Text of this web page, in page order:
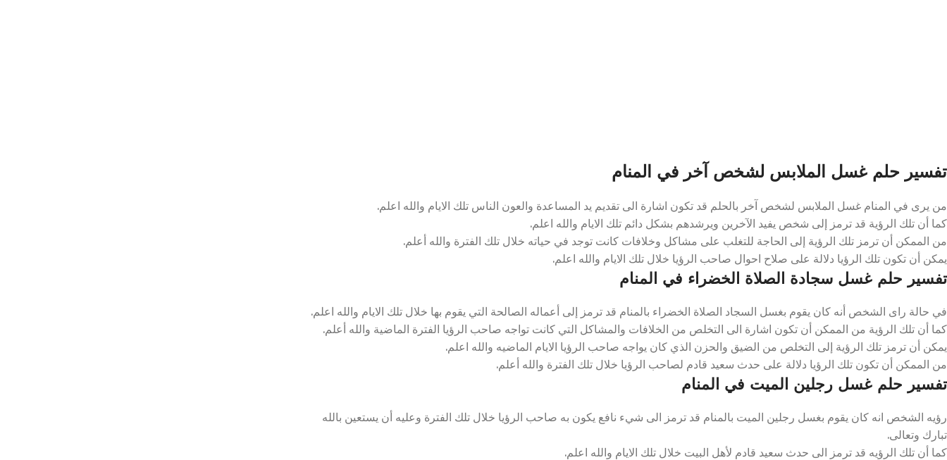
تفسير حلم غسل الملابس لشخص آخر في المنام
من يرى في المنام غسل الملابس لشخص آخر بالحلم قد تكون اشارة الى تقديم يد المساعدة والعون الناس تلك الايام والله اعلم.
كما أن تلك الرؤية قد ترمز إلى شخص يفيد الآخرين ويرشدهم بشكل دائم تلك الايام والله اعلم.
من الممكن أن ترمز تلك الرؤية إلى الحاجة للتغلب على مشاكل وخلافات كانت توجد في حياته خلال تلك الفترة والله أعلم.
يمكن أن تكون تلك الرؤيا دلالة على صلاح احوال صاحب الرؤيا خلال تلك الايام والله اعلم.
تفسير حلم غسل سجادة الصلاة الخضراء في المنام
في حالة راى الشخص أنه كان يقوم بغسل السجاد الصلاة الخضراء بالمنام قد ترمز إلى أعماله الصالحة التي يقوم بها خلال تلك الايام والله اعلم.
كما أن تلك الرؤية من الممكن أن تكون اشارة الى التخلص من الخلافات والمشاكل التي كانت تواجه صاحب الرؤيا الفترة الماضية والله أعلم.
يمكن أن ترمز تلك الرؤية إلى التخلص من الضيق والحزن الذي كان يواجه صاحب الرؤيا الايام الماضيه والله اعلم.
من الممكن أن تكون تلك الرؤيا دلالة على حدث سعيد قادم لصاحب الرؤيا خلال تلك الفترة والله أعلم.
تفسير حلم غسل رجلين الميت في المنام
رؤيه الشخص انه كان يقوم بغسل رجلين الميت بالمنام قد ترمز الى شيء نافع يكون به صاحب الرؤيا خلال تلك الفترة وعليه أن يستعين بالله
تبارك وتعالى.
كما أن تلك الرؤيه قد ترمز الى حدث سعيد قادم لأهل البيت خلال تلك الايام والله اعلم.